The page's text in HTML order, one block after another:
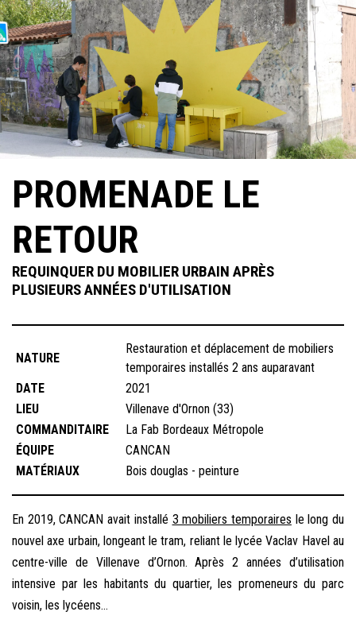
Skip
to
content
PROMENADE LE
RETOUR
REQUINQUER DU MOBILIER URBAIN APRÈS
PLUSIEURS ANNÉES D'UTILISATION
NATURE
Restauration et déplacement de mobiliers
temporaires installés 2 ans auparavant
DATE
2021
LIEU
Villenave d'Ornon (33)
COMMANDITAIRE
La Fab Bordeaux Métropole
ÉQUIPE
CANCAN
MATÉRIAUX
Bois douglas - peinture
En 2019, CANCAN avait installé 3 mobiliers temporaires le long du
nouvel axe urbain, longeant le tram, reliant le lycée Vaclav Havel au
centre-ville de Villenave d’Ornon. Après 2 années d’utilisation
intensive par les habitants du quartier, les promeneurs du parc
voisin, les lycéens…